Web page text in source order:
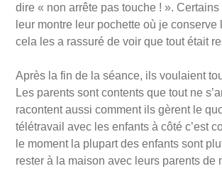
dire « non arrête pas touche ! ».
leur montre leur pochette où je conserve
cela les a rassuré de voir que tout était
Après la fin de la séance, ils voulaient
Les parents sont contents que tout ne
racontent aussi comment ils gèrent le
télétravail avec les enfants à côté c’est
le moment la plupart des enfants sont
rester à la maison avec leurs parents de